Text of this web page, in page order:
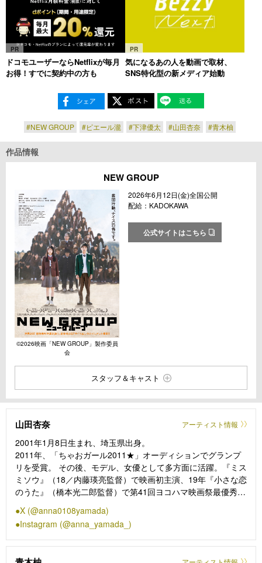
PR
ドコモユーザーならNetflixが毎月
お得！すでに契約中の方も
PR
気になるあの人を動画で取材、
SNS特化型の新メディア始動
#NEW GROUP #ピエール瀧 #下津優太 #山田杏奈 #青木柚
作品情報
NEW GROUP
©︎2026映画「NEW GROUP」製作委員
会
2026年6月12日(金)全国公開
配給：KADOKAWA
公式サイトはこちら
スタッフ＆キャスト
山田杏奈 アーティスト情報
2001年1月8日生まれ、埼玉県出身。
2011年、「ちゃおガール2011★」オーディションでグランプ
リを受賞。 その後、モデル、女優として多方面に活躍。『ミス
ミソウ』（18／内藤瑛亮監督）で映画初主演、19年『小さな恋
のうた』（橋本光二郎監督）で第41回ヨコハマ映画祭最優秀新
優秀新進女優賞を受賞。24年『ゴールデンカムイ』（久保茂昭
監督）ではヒロインを演じ、鮮烈な印象を残した。（2024年映
画『ゴールデンカムイ』『正体』では第37回日刊スポーツ映画
X (@anna0108yamada)
Instagram (@anna_yamada_)